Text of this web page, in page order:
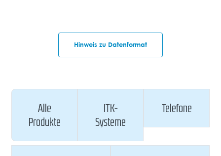
Hinweis zu Datenformat
Alle
Produkte
ITK-
Systeme
Telefone